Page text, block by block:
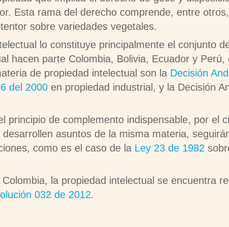
Esta rama del derecho comprende, entre
sobre variedades vegetales.
lo constituye principalmente el conjunto
hacen parte Colombia, Bolivia, Ecuador y
de propiedad intelectual son la Decisión
del 2000 en propiedad industrial, y la Decisión
principio de complemento indispensable, por el
asuntos de la misma materia,
como es el caso de la Ley 23 de 1982
la propiedad intelectual se encuentra
032 de 2012.